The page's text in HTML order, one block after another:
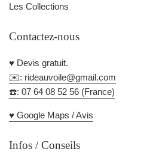
Les Collections
Contactez-nous
♥️ Devis gratuit.
✉️: rideauvoile@gmail.com
☎️: 07 64 08 52 56 (France)
♥️ Google Maps / Avis
Infos / Conseils